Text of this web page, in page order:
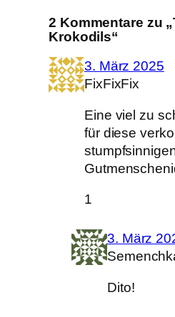
2 Kommentare zu
Krokodils“
3. März 2025
FixFixFix
Eine viel zu
für diese
1
3. März
Dito!